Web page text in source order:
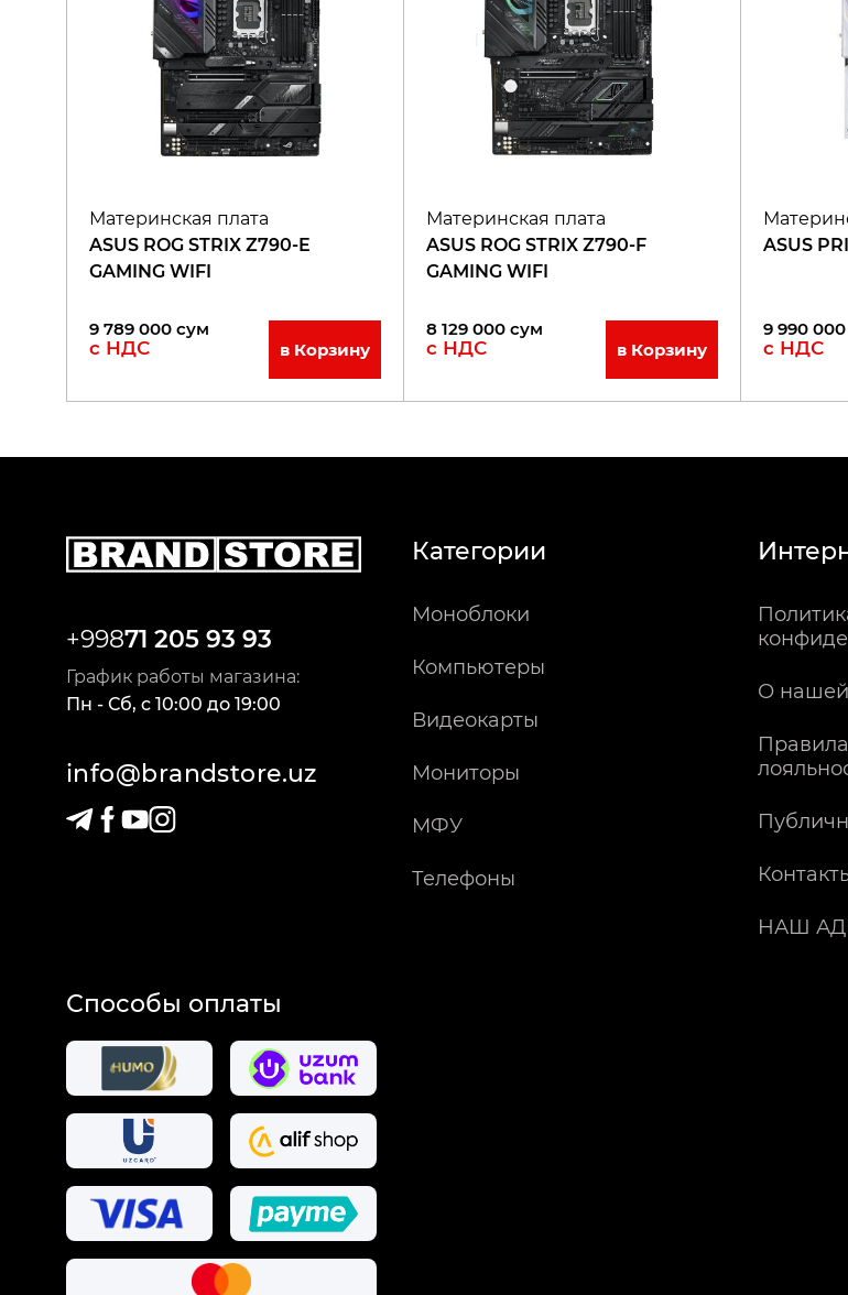
Материнская плата
ASUS ROG STRIX Z790-E
GAMING WIFI
9 789 000 сум
с НДС в Корзину
Материнская плата
ASUS ROG STRIX Z790-F
GAMING WIFI
8 129 000 сум
с НДС в Корзину
ASUS
9 990 000
с НДС
+99871 205 93 93
График работы магазина:
Пн - Сб, c 10:00 до 19:00
info@brandstore.uz
Категории
Моноблоки
Компьютеры
Видеокарты
Мониторы
МФУ
Телефоны
О
НАШ
Способы оплаты